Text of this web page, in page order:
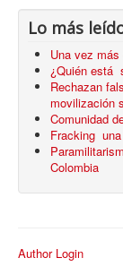
Lo más
Una vez
¿Quién está
Rechazan
movilización
Comunidad
Fracking
Colombia
Author Login